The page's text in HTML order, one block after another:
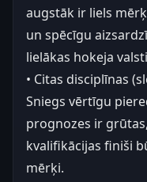
augstāk ir liels
un spēcīgu
lielākas hokeja
• Citas disciplīnas
Sniegs vērtīgu
prognozes ir
kvalifikācijas finiši
mērķi.